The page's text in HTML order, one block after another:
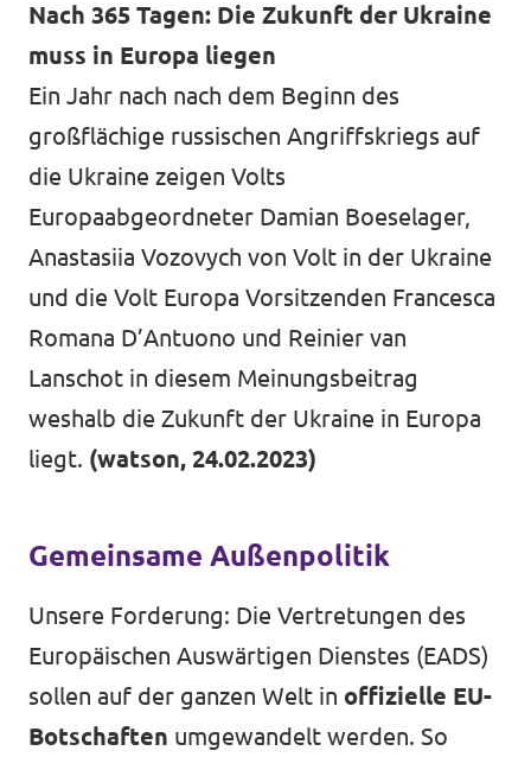
Mache bei uns mit!
Deine Spende für Volt!
Jobs bei Volt
Events von Volt Aachen
Transparenz
Impressum
Nach 365 Tagen: Die Zukunft der Ukraine
muss in Europa liegen
Ein Jahr nach nach dem Beginn des
großflächige russischen Angriffskriegs auf
die Ukraine zeigen Volts
Europaabgeordneter Damian Boeselager,
Anastasiia Vozovych von Volt in der Ukraine
und die Volt Europa Vorsitzenden Francesca
Romana D’Antuono und Reinier van
Lanschot in diesem Meinungsbeitrag
weshalb die Zukunft der Ukraine in Europa
liegt. (watson, 24.02.2023)
Gemeinsame Außenpolitik
Unsere Forderung: Die Vertretungen des
Europäischen Auswärtigen Dienstes (EADS)
sollen auf der ganzen Welt in offizielle EU-
Botschaften umgewandelt werden. So